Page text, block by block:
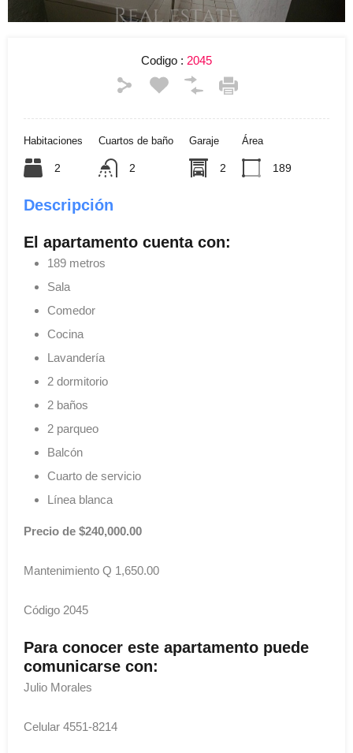
Codigo : 2045
Habitaciones
2
Cuartos de baño
2
Garaje
2
Área
189
Descripción
El apartamento cuenta con:
189 metros
Sala
Comedor
Cocina
Lavandería
2 dormitorio
2 baños
2 parqueo
Balcón
Cuarto de servicio
Línea blanca
Precio de $240,000.00
Mantenimiento Q 1,650.00
Código 2045
Para conocer este apartamento puede
comunicarse con:
Julio Morales
Celular 4551-8214